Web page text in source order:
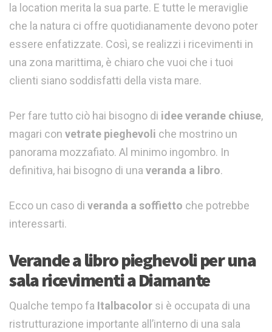
la location merita la sua parte. E tutte le meraviglie
che la natura ci offre quotidianamente devono poter
essere enfatizzate. Così, se realizzi i ricevimenti in
una zona marittima, è chiaro che vuoi che i tuoi
clienti siano soddisfatti della vista mare.
Per fare tutto ciò hai bisogno di idee verande chiuse,
magari con vetrate pieghevoli che mostrino un
panorama mozzafiato. Al minimo ingombro. In
definitiva, hai bisogno di una veranda a libro.
Ecco un caso di veranda a soffietto che potrebbe
interessarti.
Verande a libro pieghevoli per una
sala ricevimenti a Diamante
Qualche tempo fa Italbacolor si è occupata di una
ristrutturazione importante all’interno di una sala